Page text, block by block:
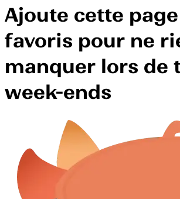
Ajoute cette
favoris pour ne
manquer lors de
week-ends